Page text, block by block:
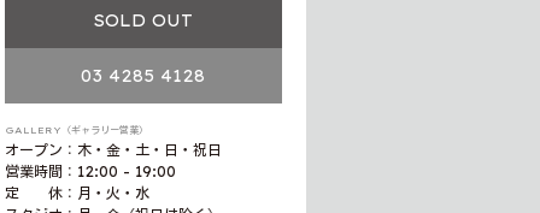
SOLD OUT
03 4285 4128
GALLERY（ギャラリー営業）
オープン：木・金・土・日・祝日
営業時間：12:00 - 19:00
定 休：月・火・水